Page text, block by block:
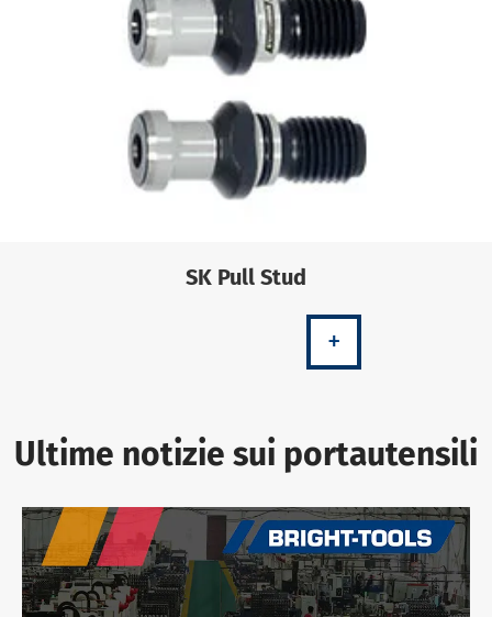
SK Pull Stud
+
Ultime notizie sui portautensili